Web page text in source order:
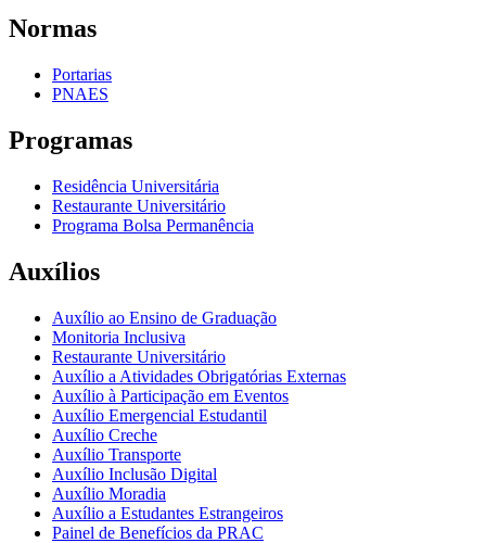
Normas
Portarias
PNAES
Programas
Residência Universitária
Restaurante Universitário
Programa Bolsa Permanência
Auxílios
Auxílio ao Ensino de Graduação
Monitoria Inclusiva
Restaurante Universitário
Auxílio a Atividades Obrigatórias Externas
Auxílio à Participação em Eventos
Auxílio Emergencial Estudantil
Auxílio Creche
Auxílio Transporte
Auxílio Inclusão Digital
Auxílio Moradia
Auxílio a Estudantes Estrangeiros
Painel de Benefícios da PRAC